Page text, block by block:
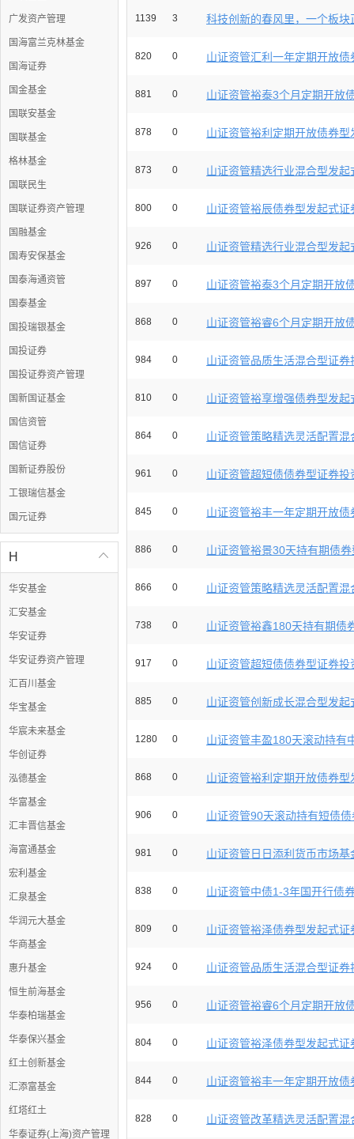
广发资产管理
国海富兰克林基金
国海证券
国金基金
国联安基金
国联基金
格林基金
国联民生
国联证券资产管理
国融基金
国寿安保基金
国泰海通资管
国泰基金
国投瑞银基金
国投证券
国投证券资产管理
国新国证基金
国信资管
国信证券
国新证券股份
工银瑞信基金
国元证券

H
华安基金
汇安基金
华安证券
华安证券资产管理
汇百川基金
华宝基金
华宸未来基金
华创证券
泓德基金
华富基金
汇丰晋信基金
海富通基金
宏利基金
汇泉基金
华润元大基金
华商基金
惠升基金
恒生前海基金
华泰柏瑞基金
华泰保兴基金
红土创新基金
汇添富基金
红塔红土
华泰证券(上海)资产管理
1139 3 科技创新的春风里，一个板块
820 0 山证资管汇利一年定期开放债
881 0 山证资管裕泰3个月定期开放
878 0 山证资管裕利定期开放债券型
873 0 山证资管精选行业混合型发起
800 0 山证资管裕辰债券型发起式证
926 0 山证资管精选行业混合型发起
897 0 山证资管裕泰3个月定期开放
868 0 山证资管裕睿6个月定期开放
984 0 山证资管品质生活混合型证券
810 0 山证资管裕享增强债券型发起
864 0 山证资管策略精选灵活配置混
961 0 山证资管超短债债券型证券投
845 0 山证资管裕丰一年定期开放债
886 0 山证资管裕景30天持有期债
866 0 山证资管策略精选灵活配置混
738 0 山证资管裕鑫180天持有期债
917 0 山证资管超短债债券型证券投
885 0 山证资管创新成长混合型发起
1280 0 山证资管丰盈180天滚动持有
868 0 山证资管裕利定期开放债券型
906 0 山证资管90天滚动持有短债
981 0 山证资管日日添利货币市场基
838 0 山证资管中债1-3年国开行债
809 0 山证资管裕泽债券型发起式证
924 0 山证资管品质生活混合型证券
956 0 山证资管裕睿6个月定期开放
804 0 山证资管裕泽债券型发起式证
844 0 山证资管裕丰一年定期开放债
828 0 山证资管改革精选灵活配置混